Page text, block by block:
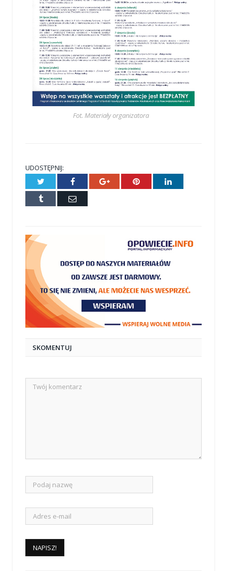
Fot. Materiały organizatora
UDOSTĘPNIJ:
Twitter Facebook Google+ Pinterest LinkedIn
Tumblr
E-
SKOMENTUJ